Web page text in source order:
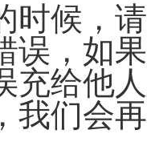
时候，
误，如
充给他
我们会